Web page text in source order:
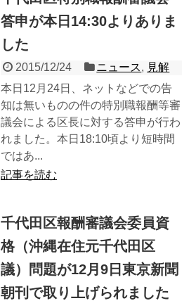
答申が本日14:30よりありま
した
2015/12/24 ニュース, 見解
本日12月24日、ネットなどでの告
知は無いものの件の特別職報酬等審
議会による区長に対する答申が行わ
れました。本日18:10頃より短時間
ではあ...
記事を読む
千代田区報酬審議会委員資
格（沖縄在住元千代田区
議）問題が12月9日東京新聞
朝刊で取り上げられました